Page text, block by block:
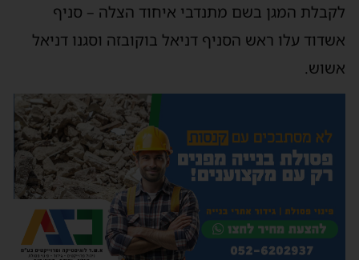
לקבלת המגן בשם מתנדבי איחוד הצלה – סניף
אשדוד עלו ראש הסניף דניאל בוקובזה וסגנו דניאל
אשוש.